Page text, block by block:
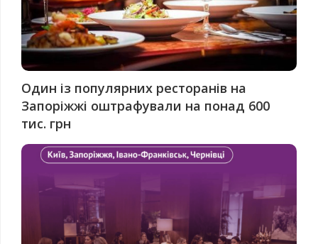
Один із популярних ресторанів на
Запоріжжі оштрафували на понад 600
тис. грн